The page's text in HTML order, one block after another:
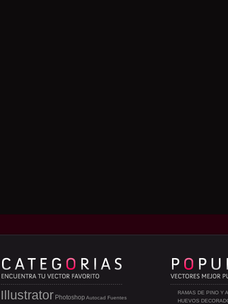
RAMAS DE PINO Y
HUEVOS
Illustrator Photoshop Autocad Fuentes